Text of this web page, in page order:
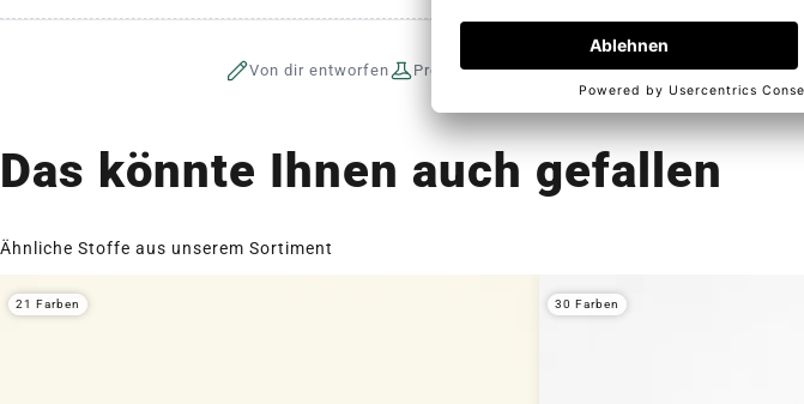
Von dir entworfen Produktion auf Bestellung Kostenlose Lieferung
Das könnte Ihnen auch gefallen
Ähnliche Stoffe aus unserem Sortiment
21 Farben 30 Farben